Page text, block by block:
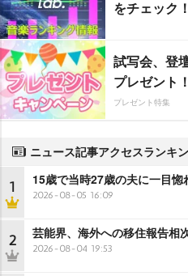
をチェック！
試写会、登
プレゼント！
プレゼント特集
ニュース記事アクセスランキ
1 15歳で当時27歳の夫に一目惚
2026-08-05 16:09
2 芸能界、海外への移住報告相
2026-08-04 19:53